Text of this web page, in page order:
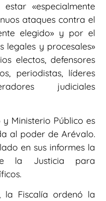
«especialmente
ataques contra el
elegido» y por el
legales y procesales»
electos, defensores
periodistas, líderes
judiciales
Ministerio Público es
al poder de Arévalo.
en sus informes la
de la Justicia para
la Fiscalía ordenó la